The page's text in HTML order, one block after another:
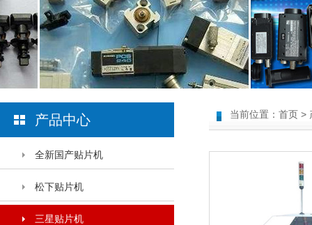
产品中心
全新国产贴片机
松下贴片机
三星贴片机
当前位置： 首页 >